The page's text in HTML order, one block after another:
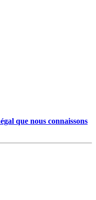
que nous connaissons